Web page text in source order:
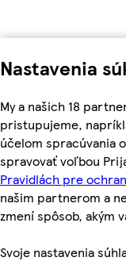
Nastavenia
My a našich 18
pristupujeme,
účelom spracúvania
spravovať voľbou
Pravidlách pre
našim partnerom a
zmení spôsob, akým
Svoje nastavenia